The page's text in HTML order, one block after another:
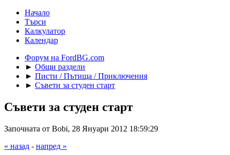
Начало
Търси
Калкулатор
Календар
Форум на FordBG.com
► Общи раздели
► Писти / Пътища / Приключения
► Съвети за студен старт
Съвети за студен старт
Започната от Bobi, 28 Януари 2012 18:59:29
« назад - напред »